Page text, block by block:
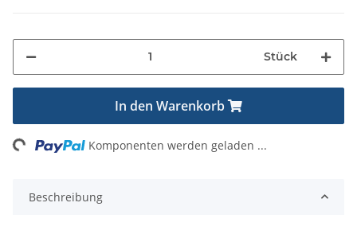
Stück
In den Warenkorb
Komponenten werden geladen ...
Beschreibung